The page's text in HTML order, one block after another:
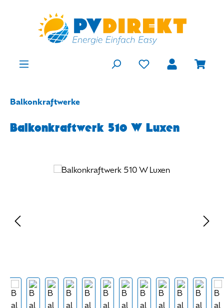
Zum Hauptinhalt springen
Du hast 0
Balkonkraftwerke
Balkonkraftwerk 510 W Luxen
Bildergalerie überspringen